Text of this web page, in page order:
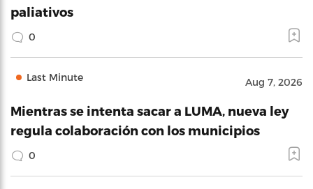
paliativos
0
Last Minute Aug 7, 2026
Mientras se intenta sacar a LUMA, nueva ley
regula colaboración con los municipios
0